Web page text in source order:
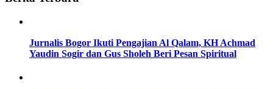
Jurnalis Bogor Ikuti Pengajian Al Qalam, KH Achmad
Yaudin Sogir dan Gus Sholeh Beri Pesan Spiritual